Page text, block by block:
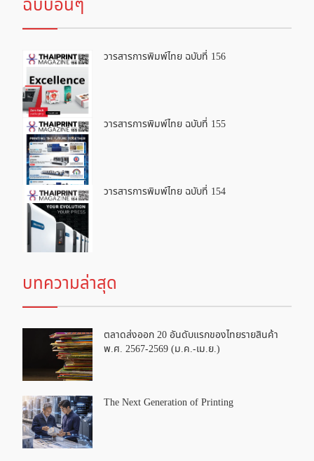
ฉบับอื่นๆ
วารสารการพิมพ์ไทย ฉบับที่ 156
วารสารการพิมพ์ไทย ฉบับที่ 155
วารสารการพิมพ์ไทย ฉบับที่ 154
บทความล่าสุด
ตลาดส่งออก 20 อันดับแรกของไทยรายสินค้า
พ.ศ. 2567-2569 (ม.ค.-เม.ย.)
The Next Generation of Printing